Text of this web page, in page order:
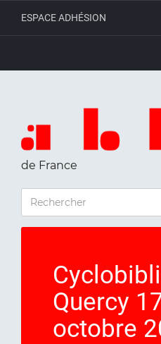
ESPACE ADHÉSION
de France
RECHERCHER
Quercy
octobre